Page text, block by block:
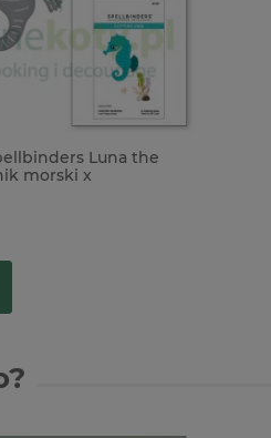
Luna the
morski x